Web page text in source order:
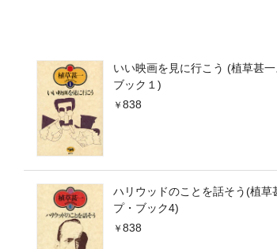
いい映画を見に行こう (植草甚一
ブック１)
838
ハリウッドのことを話そう(植草
プ・ブック4)
838